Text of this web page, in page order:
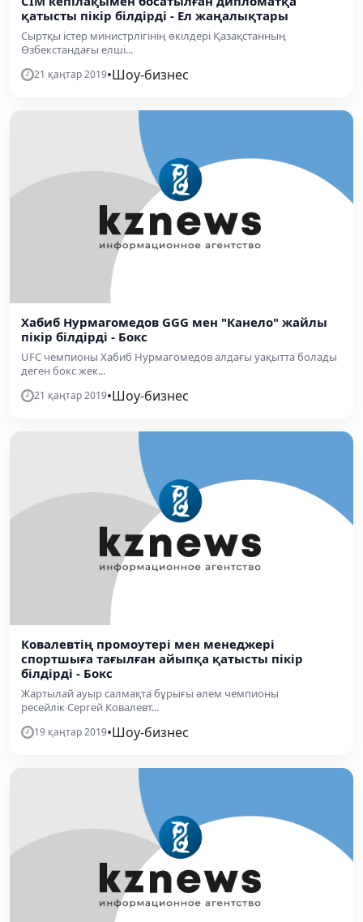
қатысты пікір білдірді - Ел жаңалықтары
Сыртқы істер министрлігінің өкілдері Қазақстанның
Өзбекстандағы елші...
21 қаңтар 2019•Шоу-бизнес
Хабиб Нурмагомедов GGG мен "Канело" жайлы
пікір білдірді - Бокс
UFC чемпионы Хабиб Нурмагомедов алдағы уақытта болады
деген бокс жек...
21 қаңтар 2019•Шоу-бизнес
Ковалевтің промоутері мен менеджері
спортшыға тағылған айыпқа қатысты пікір
білдірді - Бокс
Жартылай ауыр салмақта бұрығы әлем чемпионы
ресейлік Сергей Ковалевт...
19 қаңтар 2019•Шоу-бизнес